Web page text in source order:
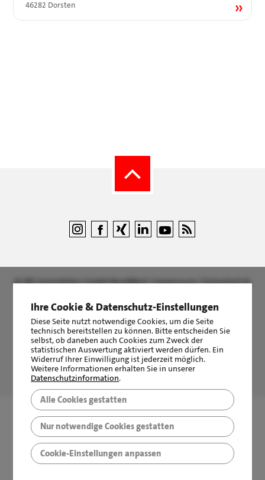
46282 Dorsten
©LBS Immobilien GmbH NordWest|Impressum|Sicherheit &
LBS Immobilien GmbH NordWest hat4,87von5
|2511Bewertungen auf ProvenExpert.com
Ihre Cookie & Datenschutz-Einstellungen
Diese Seite nutzt notwendige Cookies, um die Seite
technisch bereitstellen zu können. Bitte entscheiden Sie
selbst, ob daneben auch Cookies zum Zweck der
statistischen Auswertung aktiviert werden dürfen. Ein
Widerruf Ihrer Einwilligung ist jederzeit möglich.
Weitere Informationen erhalten Sie in unserer
Datenschutzinformation.
Alle Cookies gestatten
Nur notwendige Cookies gestatten
Cookie-Einstellungen anpassen